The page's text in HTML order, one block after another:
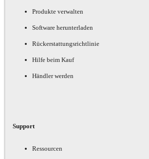
Produkte verwalten
Software herunterladen
Rückerstattungsrichtlinie
Hilfe beim Kauf
Händler werden
Support
Ressourcen